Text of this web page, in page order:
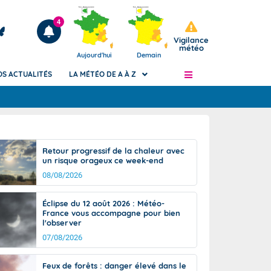
Articles
4
Aujourd'hui Demain
Vigilance
météo
de
Phénomènes dangereux de J+2 à J+7
Avertissement pluies intenses à l'échelle
des communes (Apic)
Bulletins Marine
Bulletins d'estimation du risque
d'avalanche
Météo des forêts
Vigicrues
ACTUALITÉS LA MÉTÉO DE A À Z
Retour progressif de la chaleur avec
un risque orageux ce week-end
08/08/2026
Éclipse du 12 août 2026 : Météo-
France vous accompagne pour bien
l'observer
07/08/2026
Feux de forêts : danger élevé dans le